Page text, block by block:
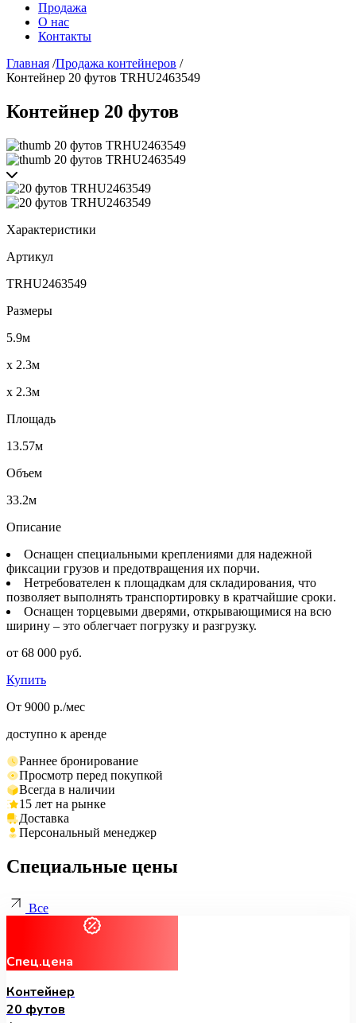
Продажа
О нас
Контакты
Главная /Продажа контейнеров /
Контейнер 20 футов TRHU2463549
Контейнер 20 футов
Характеристики
Артикул
TRHU2463549
Размеры
5.9м
x 2.3м
x 2.3м
Площадь
13.57м
Объем
33.2м
Описание
Оснащен специальными креплениями для надежной
фиксации грузов и предотвращения их порчи.
Нетребователен к площадкам для складирования, что
позволяет выполнять транспортировку в кратчайшие сроки.
Оснащен торцевыми дверями, открывающимися на всю
ширину – это облегчает погрузку и разгрузку.
от 68 000 руб.
Купить
От 9000 р./мес
доступно к аренде
Раннее бронирование
Просмотр перед покупкой
Всегда в наличии
15 лет на рынке
Доставка
Персональный менеджер
Специальные цены
Все
Спец.цена
Контейнер
20 футов